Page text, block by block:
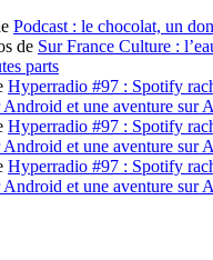
Podcast : le chocolat, un
de Sur France Culture :
parts
Hyperradio #97 : Spotify
Android et une aventure sur
Hyperradio #97 : Spotify
Android et une aventure sur
Hyperradio #97 : Spotify
Android et une aventure sur